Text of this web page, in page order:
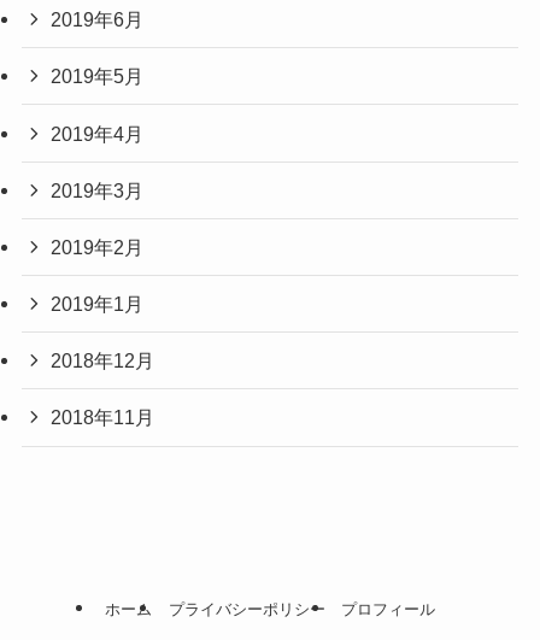
2019年6月
2019年5月
2019年4月
2019年3月
2019年2月
2019年1月
2018年12月
2018年11月
ホーム プライバシーポリシー プロフィール